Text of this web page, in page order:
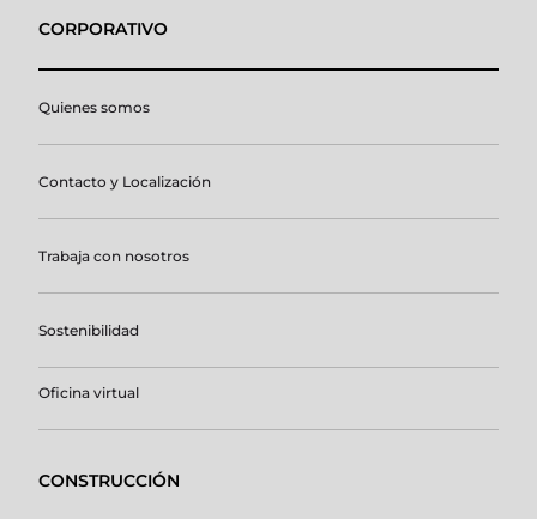
CORPORATIVO
Quienes somos
Contacto y Localización
Trabaja con nosotros
Sostenibilidad
Oficina virtual
CONSTRUCCIÓN